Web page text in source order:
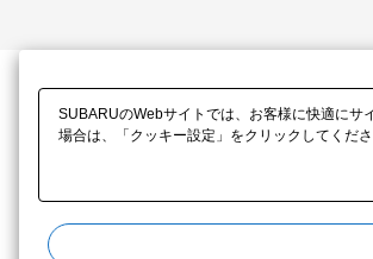
SUBARUのWebサイトでは、お客様に快適にサ
場合は、「クッキー設定」をクリックしてくださ